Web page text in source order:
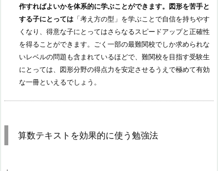
作すればよいかを体系的に学ぶことができます。図形を苦手と
する子にとっては 「考え方の型」を学ぶことで自信を持ちやす
くなり、得意な子にとってはさらなるスピードアップと正確性
を得ることができます。ごく一部の最難関校でしか求められな
いレベルの問題も含まれているほどで、難関校を目指す受験生
にとっては、図形分野の得点力を安定させるうえで極めて有効
な一冊といえるでしょう。
算数テキストを効果的に使う勉強法